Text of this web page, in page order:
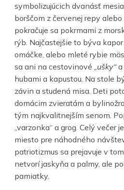
symbolizujúcich dvanásť
borščom z červenej repy alebo
pokračuje sa pokrmami z
rýb. Najčastejšie to býva
omáčke, alebo mleté rybie
sa ani na cestovinové „ušky“
hubami a kapustou. Na stole
závin a studená misa. Deti
domácim zvieratám a
tým najkvalitnejším senom.
„varzonka“ a grog. Celý večer
miesto pre náhodného
patriotizmus sa prejavuje v
netvorí jaskyňa a palmy, ale
pamiatky.